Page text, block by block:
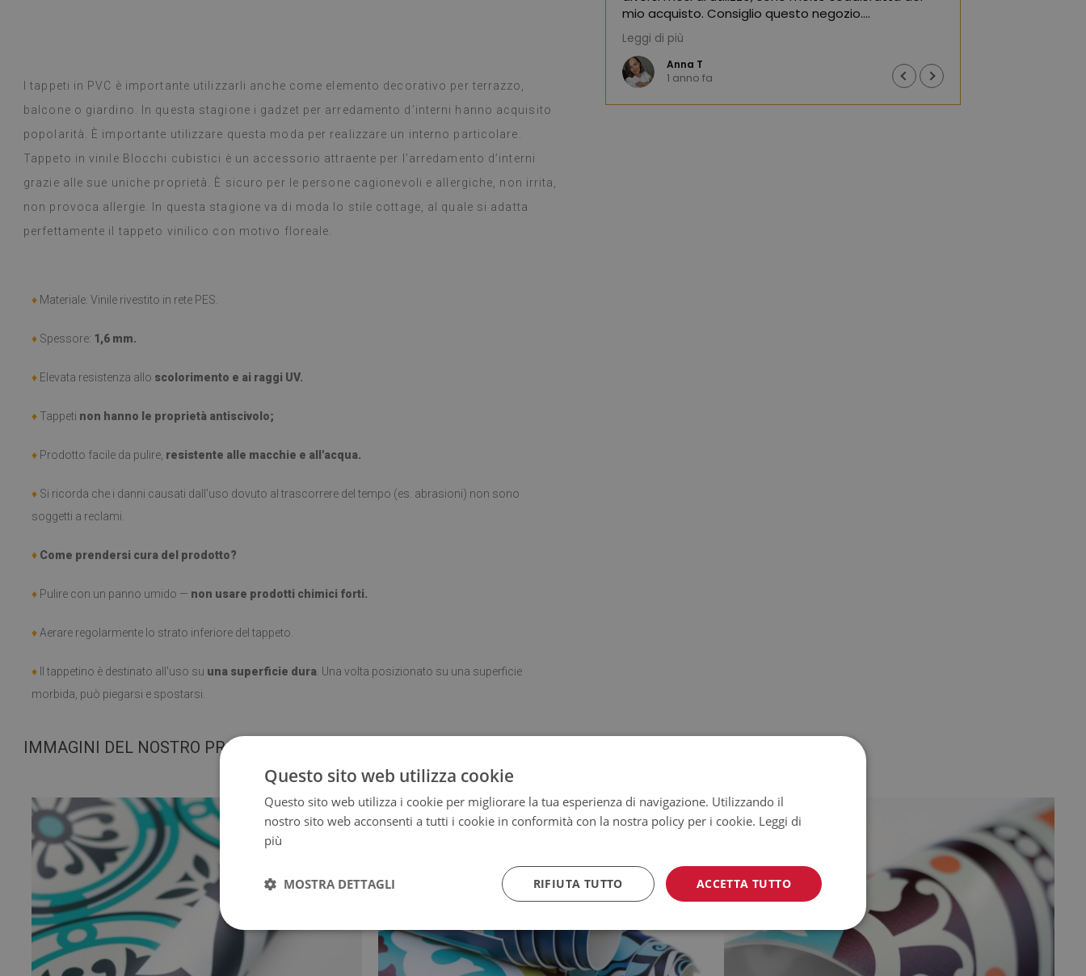
I tappeti in PVC è importante utilizzarli anche come elemento decorativo per terrazzo,
balcone o giardino. In questa stagione i gadzet per arredamento d’interni hanno acquisito
popolarità. È importante utilizzare questa moda per realizzare un interno particolare.
Tappeto in vinile Blocchi cubistici è un accessorio attraente per l’arredamento d’interni
grazie alle sue uniche proprietà. È sicuro per le persone cagionevoli e allergiche, non irrita,
non provoca allergie. In questa stagione va di moda lo stile cottage, al quale si adatta
perfettamente il tappeto vinilico con motivo floreale.
♦ Materiale: Vinile rivestito in rete PES.
♦ Spessore: 1,6 mm.
♦ Elevata resistenza allo scolorimento e ai raggi UV.
♦ Tappeti non hanno le proprietà antiscivolo;
♦ Prodotto facile da pulire, resistente alle macchie e all'acqua.
♦ Si ricorda che i danni causati dall'uso dovuto al trascorrere del tempo (es. abrasioni) non sono
soggetti a reclami.
♦ Come prendersi cura del prodotto?
♦ Pulire con un panno umido — non usare prodotti chimici forti.
♦ Aerare regolarmente lo strato inferiore del tappeto.
♦ Il tappetino è destinato all'uso su una superficie dura . Una volta posizionato su una superficie
morbida, può piegarsi e spostarsi.
1 anno fa
mio acquisto. Consiglio questo negozio.
(Tradotto da Google,
Leggi di più
Anna T
1 anno fa
IMMAGINI DEL NOSTRO PRODOTTO
Questo sito web utilizza cookie
Questo sito web utilizza i cookie per migliorare la tua esperienza di navigazione. Utilizzando il
nostro sito web acconsenti a tutti i cookie in conformità con la nostra policy per i cookie. Leggi di
più
ACCETTA TUTTO
RIFIUTA TUTTO
MOSTRA DETTAGLI